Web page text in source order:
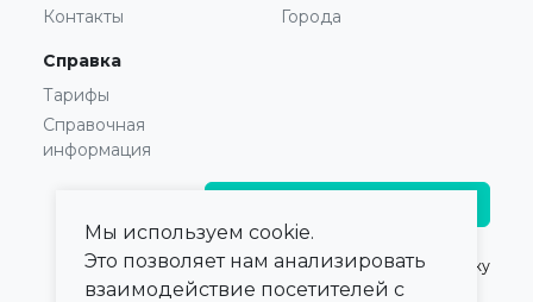
Контакты
Города
Справка
Тарифы
Справочная
информация
© 2021 — 2026,ПроКлинику
Мы используем cookie.
Это позволяет нам анализировать
взаимодействие посетителей с